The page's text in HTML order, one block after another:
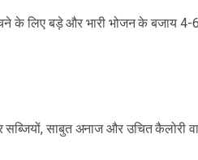
लिए बड़े और भारी भोजन के बजाय 4-6
साबुत अनाज और उचित कैलोरी